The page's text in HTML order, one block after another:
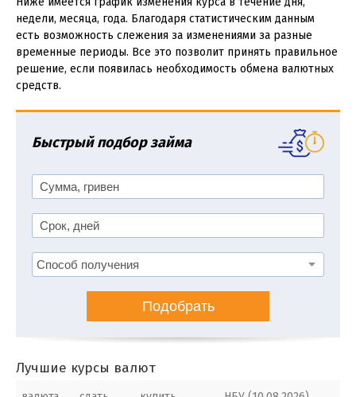
недели, месяца, года. Благодаря статистическим данным
есть возможность слежения за изменениями за разные
временные периоды. Все это позволит принять правильное
решение, если появилась необходимость обмена валютных
средств.
Быстрый подбор займа
Подобрать
Лучшие курсы валют